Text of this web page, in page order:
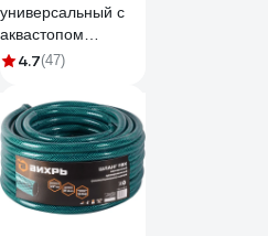
универсальный с
аквастопом
1/2"-5/8"-3/4"
4.7(47)